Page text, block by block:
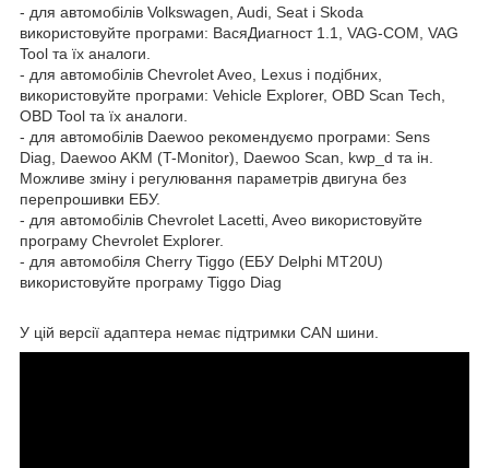
- для автомобілів Volkswagen, Audi, Seat і Skoda
використовуйте програми: ВасяДиагност 1.1, VAG-COM, VAG
Tool та їх аналоги.
- для автомобілів Chevrolet Aveo, Lexus і подібних,
використовуйте програми: Vehicle Explorer, OBD Scan Tech,
OBD Tool та їх аналоги.
- для автомобілів Daewoo рекомендуємо програми: Sens
Diag, Daewoo AKM (T-Monitor), Daewoo Scan, kwp_d та ін.
Можливе зміну і регулювання параметрів двигуна без
перепрошивки ЕБУ.
- для автомобілів Chevrolet Lacetti, Aveo використовуйте
програму Chevrolet Explorer.
- для автомобіля Cherry Tiggo (ЕБУ Delphi MT20U)
використовуйте програму Tiggo Diag
У цій версії адаптера немає підтримки CAN шини.